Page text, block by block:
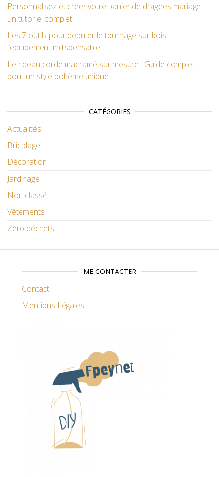
Personnalisez et creer votre panier de dragees mariage :
un tutoriel complet
Les 7 outils pour debuter le tournage sur bois :
l’equipement indispensable
Le rideau corde macramé sur mesure : Guide complet
pour un style bohème unique
CATÉGORIES
Actualités
Bricolage
Décoration
Jardinage
Non classé
Vêtements
Zéro déchets
ME CONTACTER
Contact
Mentions Légales